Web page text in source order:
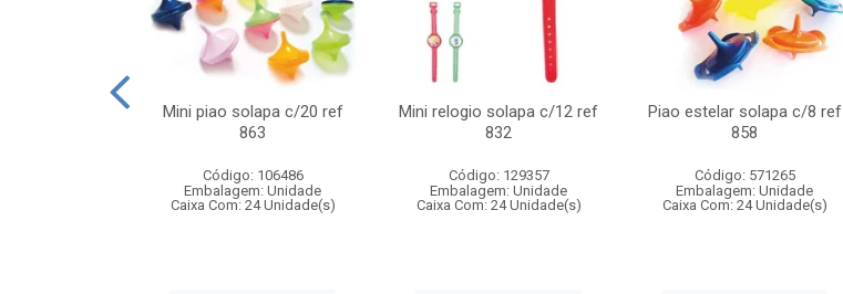
Mini piao solapa c/20 ref
863
Código: 106486
Embalagem: Unidade
Caixa Com: 24 Unidade(s)
Mini relogio solapa c/12 ref
832
Código: 129357
Embalagem: Unidade
Caixa Com: 24 Unidade(s)
Piao estelar solapa c/8 ref
858
Código: 571265
Embalagem: Unidade
Caixa Com: 24 Unidade(s)